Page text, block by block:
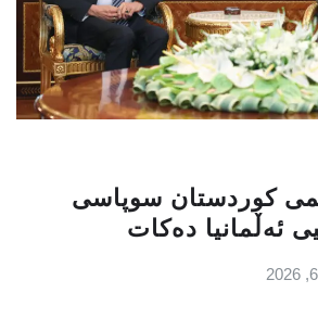
کوردستان سوپاسى
ئەڵمانیا دەکات